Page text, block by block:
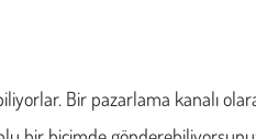
Bir pazarlama kanalı